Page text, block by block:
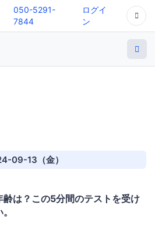
050-5291-
7844
ログイ
ン
09-13（金）
齢は？この5分間のテストを受け